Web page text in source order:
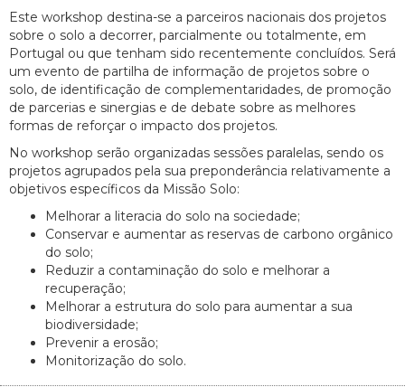
Este workshop destina-se a parceiros nacionais dos projetos
sobre o solo a decorrer, parcialmente ou totalmente, em
Portugal ou que tenham sido recentemente concluídos. Será
um evento de partilha de informação de projetos sobre o
solo, de identificação de complementaridades, de promoção
de parcerias e sinergias e de debate sobre as melhores
formas de reforçar o impacto dos projetos.
No workshop serão organizadas sessões paralelas, sendo os
projetos agrupados pela sua preponderância relativamente a
objetivos específicos da Missão Solo:
Melhorar a literacia do solo na sociedade;
Conservar e aumentar as reservas de carbono orgânico
do solo;
Reduzir a contaminação do solo e melhorar a
recuperação;
Melhorar a estrutura do solo para aumentar a sua
biodiversidade;
Prevenir a erosão;
Monitorização do solo.